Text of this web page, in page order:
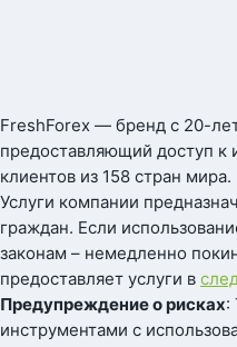
FreshForex — бренд с 20-
предоставляющий доступ к
клиентов из 158 стран мира.
Услуги компании
граждан. Если
законам – немедленно
предоставляет услуги в
Предупреждение о рисках:
инструментами с